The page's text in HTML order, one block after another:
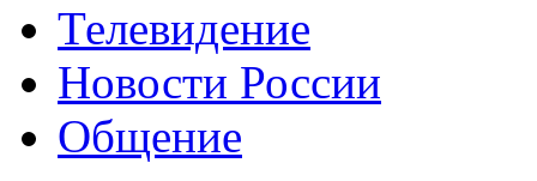
Телевидение
Новости России
Общение